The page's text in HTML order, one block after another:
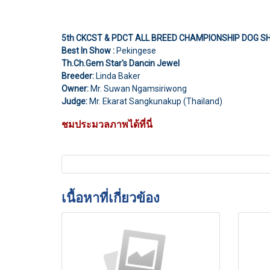
5th CKCST & PDCT ALL BREED CHAMPIONSHIP DOG
Best In Show : Pekingese
Th.Ch.Gem Star's Dancin Jewel
Breeder: Linda Baker
Owner: Mr. Suwan Ngamsiriwong
Judge: Mr. Ekarat Sangkunakup (Thailand)
ชมประมวลภาพได้ที่นี่
เนื้อหาที่เกี่ยวข้อง